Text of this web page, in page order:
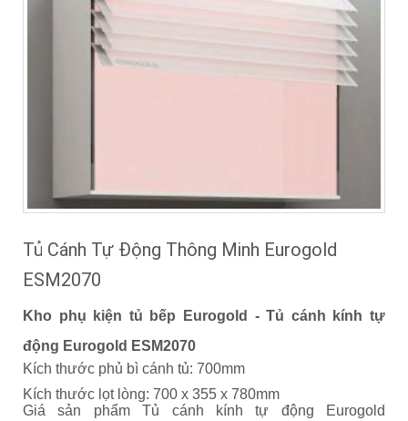
Tủ Cánh Tự Động Thông Minh Eurogold
ESM2070
Kho phụ kiện tủ bếp Eurogold - Tủ cánh kính tự
động Eurogold ESM2070
Kích thước phủ bì cánh tủ: 700mm
Kích thước lọt lòng: 700 x 355 x 780mm
Giá sản phẩm Tủ cánh kính tự động Eurogold